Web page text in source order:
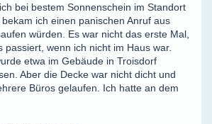
bei bestem Sonnenschein im Standort
ich einen panischen Anruf aus
würden. Es war nicht das erste Mal,
passiert, wenn ich nicht im Haus war.
etwa im Gebäude in Troisdorf
Aber die Decke war nicht dicht und
Büros gelaufen. Ich hatte an dem